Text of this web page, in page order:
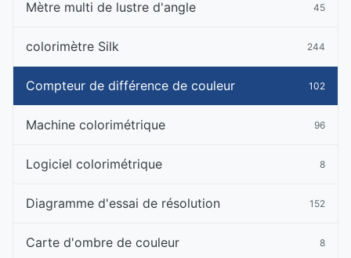
Mètre multi de lustre d'angle 45
colorimètre Silk 244
Compteur de différence de couleur 102
Machine colorimétrique 96
Logiciel colorimétrique 8
Diagramme d'essai de résolution 152
Carte d'ombre de couleur 8